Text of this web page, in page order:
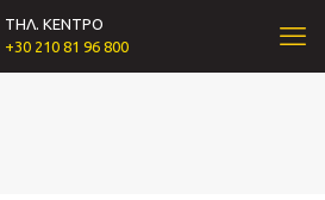
ΤΗΛ. ΚΕΝΤΡΟ
+30 210 81 96 800